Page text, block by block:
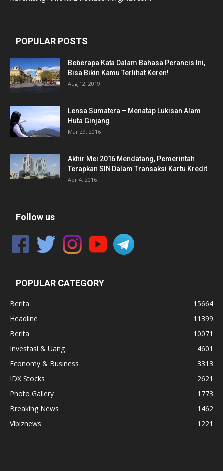
POPULAR POSTS
Beberapa Kata Dalam Bahasa Perancis Ini,
Bisa Bikin Kamu Terlihat Keren!
Aug 12, 2019
Lensa Sumatera – Menatap Lukisan Alam
Huta Ginjang
Mar 29, 2016
Akhir Mei 2016 Mendatang, Pemerintah
Terapkan SIN Dalam Transaksi Kartu Kredit
Apr 4, 2016
Follow us
POPULAR CATEGORY
Berita
15664
Headline
11399
Berita
10071
Investasi & Uang
4601
Economy & Business
3313
IDX Stocks
2621
Photo Gallery
1773
Breaking News
1462
Vibiznews
1221